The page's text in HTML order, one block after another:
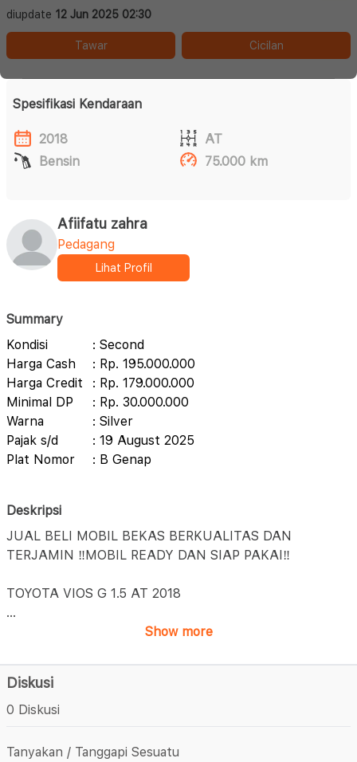
diupdate 12 Jun 2025 02:30
Tawar Cicilan
Spesifikasi Kendaraan
2018
AT
Bensin
75.000 km
Afiifatu zahra
Pedagang
Lihat Profil
Summary
Kondisi
: Second
Harga Cash
: Rp. 195.000.000
Harga Credit
: Rp. 179.000.000
Minimal DP
: Rp. 30.000.000
Warna
: Silver
Pajak s/d
: 19 August 2025
Plat Nomor
: B Genap
Deskripsi
JUAL BELI MOBIL BEKAS BERKUALITAS DAN
TERJAMIN ‼️MOBIL READY DAN SIAP PAKAI‼️
TOYOTA VIOS G 1.5 AT 2018
...
Show more
Diskusi
0 Diskusi
Tanyakan / Tanggapi Sesuatu